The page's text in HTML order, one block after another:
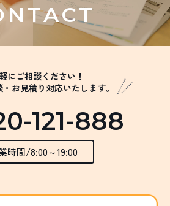
にご相談ください！
お見積り対応いたします。
121-888
時間/8:00～19:00